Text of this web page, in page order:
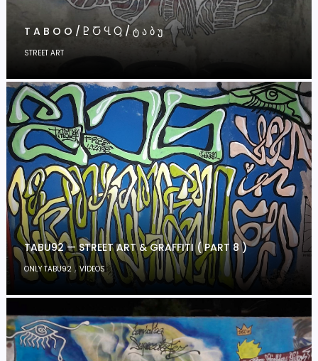
T A B O O / Ⴒ Ⴀ Ⴁ Ⴓ / Ტ Ა Ბ Უ
STREET ART
TABU92 — STREET ART & GRAFFITI ( PART 8 )
ONLY TABU92 ,VIDEOS